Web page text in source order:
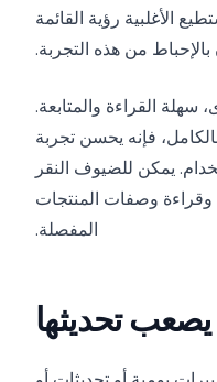
الأغلبية رؤية القائمة
من هذه التجربة.
سهلة القراءة والمتابعة.
فإنه يحسن تجربة
يمكن للضيوف النقر
وقراءة وصفات المنتجات
المفصلة.